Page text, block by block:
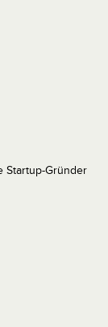
Startup-Gründer